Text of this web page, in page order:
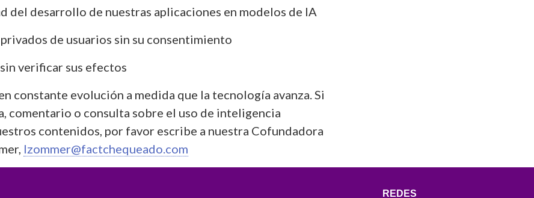
del desarrollo de nuestras aplicaciones en modelos de IA
de usuarios sin su consentimiento
verificar sus efectos
constante evolución a medida que la tecnología avanza. Si
comentario o consulta sobre el uso de inteligencia
contenidos, por favor escribe a nuestra Cofundadora
lzommer@factchequeado.com
REDES